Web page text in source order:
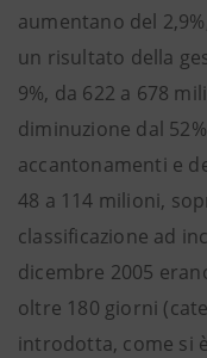
aumentano del
un risultato della
9%, da 622 a 678
diminuzione dal
accantonamenti e
48 a 114 milioni,
classificazione ad
dicembre 2005
oltre 180 giorni
introdotta, come si